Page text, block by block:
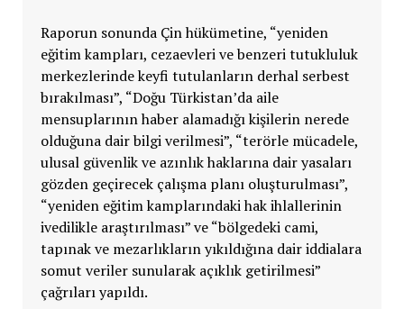
Raporun sonunda Çin hükümetine, “yeniden
eğitim kampları, cezaevleri ve benzeri tutukluluk
merkezlerinde keyfi tutulanların derhal serbest
bırakılması”, “Doğu Türkistan’da aile
mensuplarının haber alamadığı kişilerin nerede
olduğuna dair bilgi verilmesi”, “terörle mücadele,
ulusal güvenlik ve azınlık haklarına dair yasaları
gözden geçirecek çalışma planı oluşturulması”,
“yeniden eğitim kamplarındaki hak ihlallerinin
ivedilikle araştırılması” ve “bölgedeki cami,
tapınak ve mezarlıkların yıkıldığına dair iddialara
somut veriler sunularak açıklık getirilmesi”
çağrıları yapıldı.